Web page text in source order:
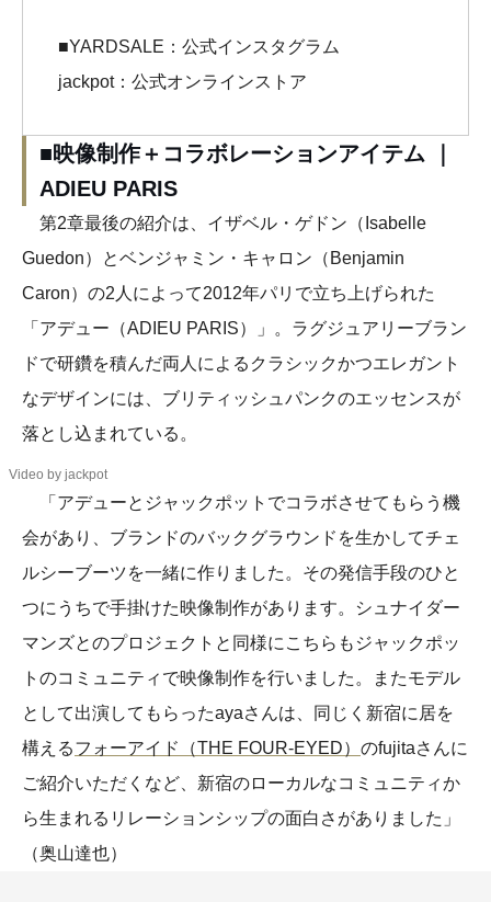
■YARDSALE：公式インスタグラム
jackpot：公式オンラインストア
■映像制作＋コラボレーションアイテム ｜
ADIEU PARIS
第2章最後の紹介は、イザベル・ゲドン（Isabelle
Guedon）とベンジャミン・キャロン（Benjamin
Caron）の2人によって2012年パリで立ち上げられた
「アデュー（ADIEU PARIS）」。ラグジュアリーブラン
ドで研鑽を積んだ両人によるクラシックかつエレガント
なデザインには、ブリティッシュパンクのエッセンスが
落とし込まれている。
Video by jackpot
「アデューとジャックポットでコラボさせてもらう機
会があり、ブランドのバックグラウンドを生かしてチェ
ルシーブーツを一緒に作りました。その発信手段のひと
つにうちで手掛けた映像制作があります。シュナイダー
マンズとのプロジェクトと同様にこちらもジャックポッ
トのコミュニティで映像制作を行いました。またモデル
として出演してもらったayaさんは、同じく新宿に居を
構えるフォーアイド（THE FOUR-EYED） のfujitaさんに
ご紹介いただくなど、新宿のローカルなコミュニティか
ら生まれるリレーションシップの面白さがありました」
（奥山達也）